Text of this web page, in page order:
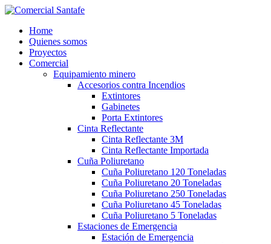
Home
Quienes somos
Proyectos
Comercial
Equipamiento minero
Accesorios contra Incendios
Extintores
Gabinetes
Porta Extintores
Cinta Reflectante
Cinta Reflectante 3M
Cinta Reflectante Importada
Cuña Poliuretano
Cuña Poliuretano 120 Toneladas
Cuña Poliuretano 20 Toneladas
Cuña Poliuretano 250 Toneladas
Cuña Poliuretano 45 Toneladas
Cuña Poliuretano 5 Toneladas
Estaciones de Emergencia
Estación de Emergencia